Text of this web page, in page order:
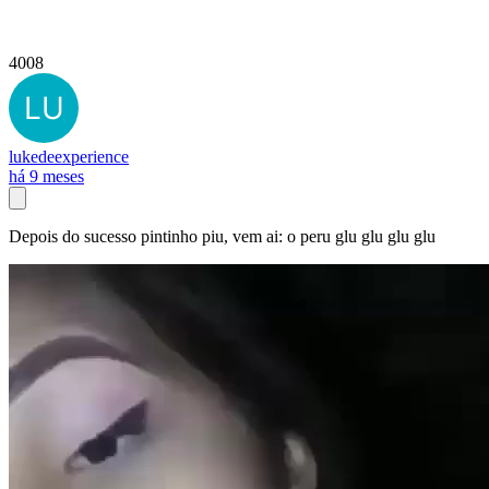
4008
lukedeexperience
há 9 meses
Depois do sucesso pintinho piu, vem ai: o peru glu glu glu glu